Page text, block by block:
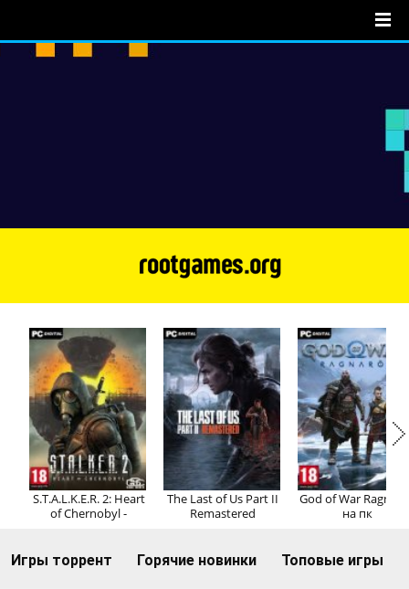
Регистрация Вход
S.T.A.L.K.E.R. 2: Heart
of Chernobyl -
The Last of Us Part II
Remastered
God of War
на пк
Игры торрент Горячие новинки Топовые игры